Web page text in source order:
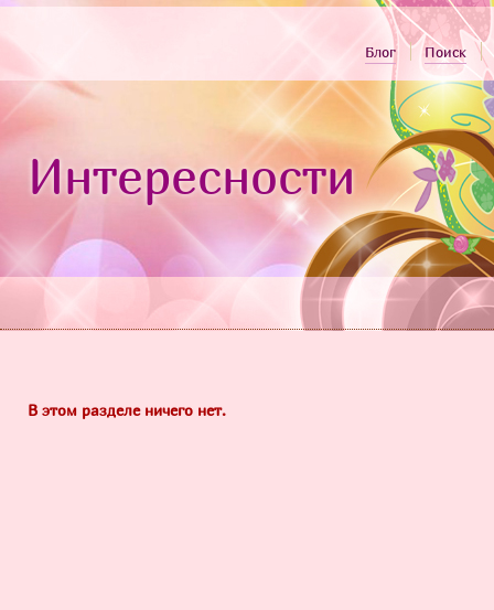
Блог Поиск
Интересности
В этом разделе ничего нет.